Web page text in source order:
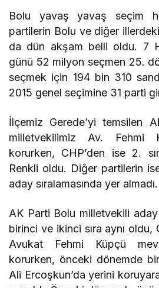
Bolu yavaş yavaş seçim
partilerin Bolu ve diğer
da dün akşam belli oldu. 7
günü 52 milyon seçmen 25.
seçmek için 194 bin 310
2015 genel seçimine 31 parti
İlçemiz Gerede’yi temsilen
milletvekilimiz Av. Fehmi
korurken, CHP’den ise 2.
Renkli oldu. Diğer partilerin
aday sıralamasında yer almadı.
AK Parti Bolu milletvekili
birinci ve ikinci sıra aynı oldu,
Avukat Fehmi Küpçü
korurken, önceki dönemde
Ali Ercoşkun’da yerini